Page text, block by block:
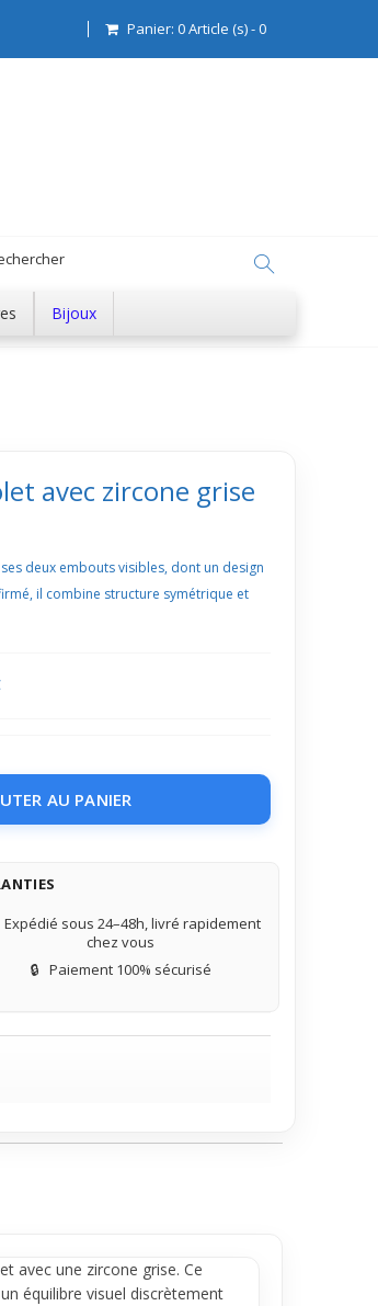
Panier: 0Article (s)-0
Bijoux
avec zircone grise
deux embouts visibles, dont un design
il combine structure symétrique et
AU PANIER
Expédié sous 24–48h, livré rapidement
chez vous
🔒 Paiement 100% sécurisé
avec une zircone grise. Ce
équilibre visuel discrètement